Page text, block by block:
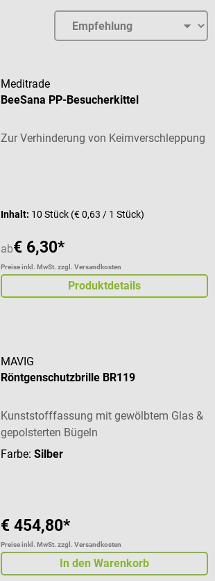
Meditrade
BeeSana PP-Besucherkittel
Zur Verhinderung von Keimverschleppung
Inhalt: 10 Stück (€ 0,63 / 1 Stück)
ab€ 6,30*
Preise inkl. MwSt. zzgl. Versandkosten
Produktdetails
MAVIG
Röntgenschutzbrille BR119
Kunststofffassung mit gewölbtem Glas &
gepolsterten Bügeln
Farbe: Silber
€ 454,80*
Preise inkl. MwSt. zzgl. Versandkosten
In den Warenkorb